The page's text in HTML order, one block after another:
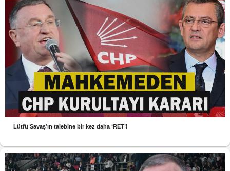
Lütfü Savaş’ın talebine bir kez daha ‘RET’!